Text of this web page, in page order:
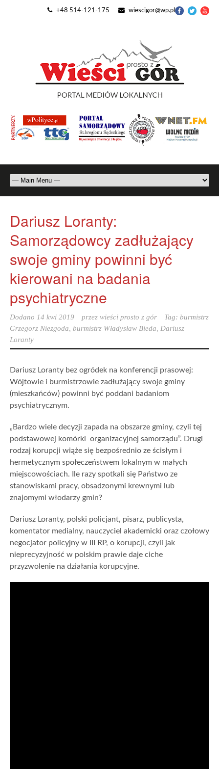
+48 514-121-175 wiescigor@wp.pl
Dariusz Loranty:
Samorządowcy zadłużający
swoje gminy powinni być
kierowani na badania
psychiatryczne
Dodano 14 kwi 2019 przez wieści prosto z gór Tag: burmistrz
Grzegorz Niezgoda burmistrz Władysław Bieda
Dariusz
Loranty
Dariusz Loranty bez ogródek na konferencji prasowej:
Wójtowie i burmistrzowie zadłużający swoje gminy
(mieszkańców) powinni być poddani badaniom
psychiatrycznym.
„Bardzo wiele decyzji zapada na obszarze gminy, czyli tej
podstawowej komórki organizacyjnej samorządu”. Drugi
rodzaj korupcji wiąże się bezpośrednio ze ścisłym i
hermetycznym społeczeństwem lokalnym w małych
miejscowościach. Ile razy spotkali się Państwo ze
stanowiskami pracy, obsadzonymi krewnymi lub
znajomymi włodarzy gmin?
Dariusz Loranty, polski policjant, pisarz, publicysta,
komentator medialny, nauczyciel akademicki oraz czołowy
negocjator policyjny w III RP, o korupcji, czyli jak
nieprecyzyjność w polskim prawie daje ciche
przyzwolenie na działania korupcyjne.